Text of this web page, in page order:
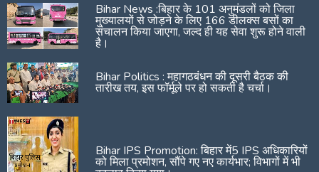
Bihar News :बिहार के 101 अनुमंडलों को जिला
मुख्यालयों से जोड़ने के लिए 166 डीलक्स बसों का
संचालन किया जाएगा, जल्द ही यह सेवा शुरू होने वाली
है।
Bihar Politics : महागठबंधन की दूसरी बैठक की
तारीख तय, इस फॉर्मूले पर हो सकती है चर्चा।
Bihar IPS Promotion: बिहार में5 IPS अधिकारियों
को मिला प्रमोशन, सौंपे गए नए कार्यभार; विभागों में भी